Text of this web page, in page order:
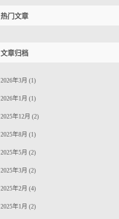
热门文章
文章归档
2026年3月 (1)
2026年1月 (1)
2025年12月 (2)
2025年8月 (1)
2025年5月 (2)
2025年3月 (2)
2025年2月 (4)
2025年1月 (2)